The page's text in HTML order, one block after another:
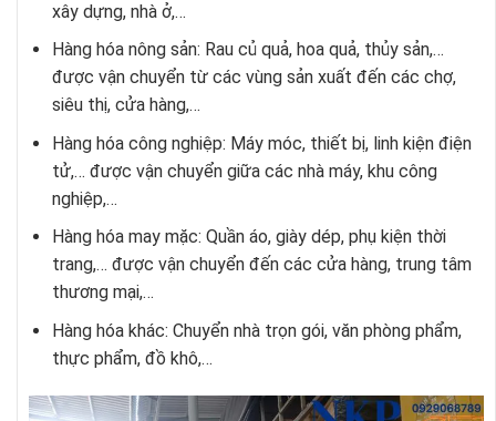
xây dựng, nhà ở,…
Hàng hóa nông sản: Rau củ quả, hoa quả, thủy sản,…
được vận chuyển từ các vùng sản xuất đến các chợ,
siêu thị, cửa hàng,…
Hàng hóa công nghiệp: Máy móc, thiết bị, linh kiện điện
tử,… được vận chuyển giữa các nhà máy, khu công
nghiệp,…
Hàng hóa may mặc: Quần áo, giày dép, phụ kiện thời
trang,… được vận chuyển đến các cửa hàng, trung tâm
thương mại,…
Hàng hóa khác: Chuyển nhà trọn gói, văn phòng phẩm,
thực phẩm, đồ khô,…